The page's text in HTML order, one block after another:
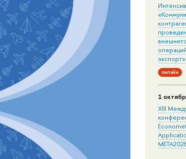
Интенсив
экспорт»
онлайн
1
XIII